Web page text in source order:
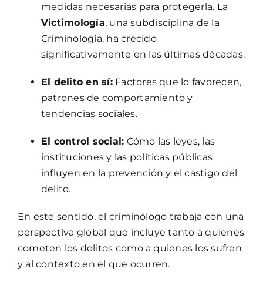
medidas necesarias para protegerla. La
Victimología, una subdisciplina de la
Criminología, ha crecido
significativamente en las últimas décadas.
El delito en sí:Factores que lo favorecen,
patrones de comportamiento y
tendencias sociales.
El control social: Cómo las leyes, las
instituciones y las políticas públicas
influyen en la prevención y el castigo del
delito.
En este sentido, el criminólogo trabaja con una
perspectiva global que incluye tanto a quienes
cometen los delitos como a quienes los sufren
y al contexto en el que ocurren.